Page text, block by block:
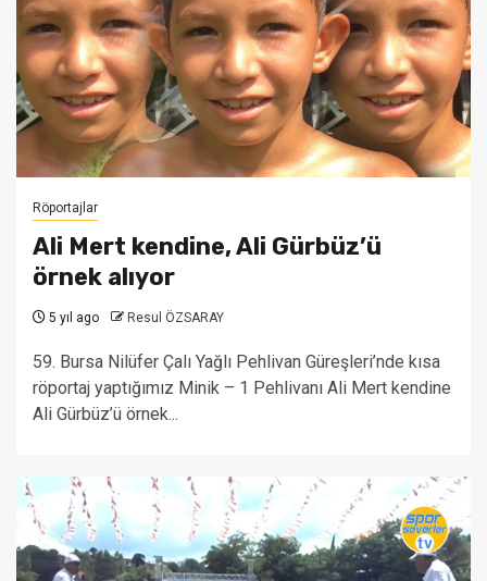
Röportajlar
Ali Mert kendine, Ali Gürbüz’ü
örnek alıyor
5 yıl ago Resul ÖZSARAY
59. Bursa Nilüfer Çalı Yağlı Pehlivan Güreşleri’nde kısa
röportaj yaptığımız Minik – 1 Pehlivanı Ali Mert kendine
Ali Gürbüz’ü örnek...